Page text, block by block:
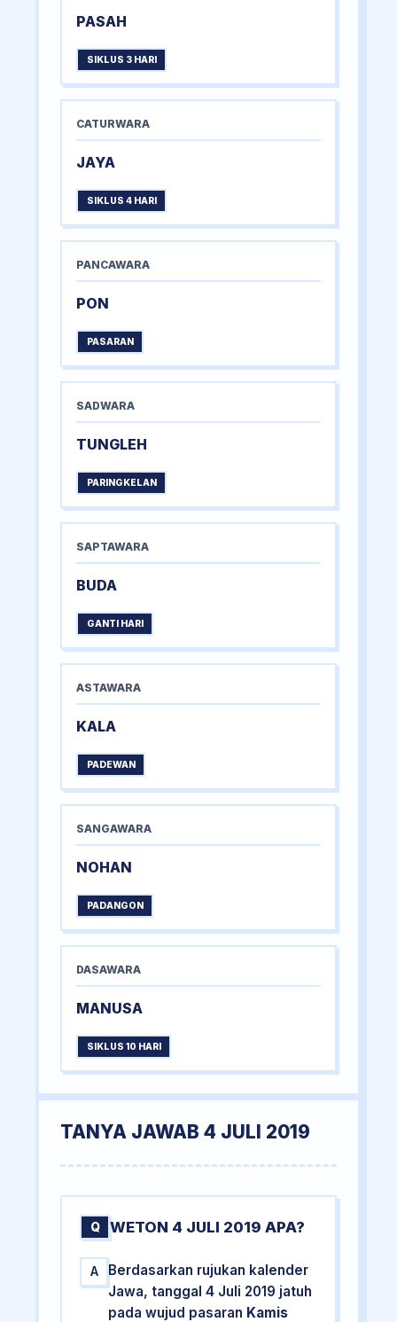
PASAH
SIKLUS 3 HARI
CATURWARA
JAYA
SIKLUS 4 HARI
PANCAWARA
PON
PASARAN
SADWARA
TUNGLEH
PARINGKELAN
SAPTAWARA
BUDA
GANTI HARI
ASTAWARA
KALA
PADEWAN
SANGAWARA
NOHAN
PADANGON
DASAWARA
MANUSA
SIKLUS 10 HARI
TANYA JAWAB 4 JULI 2019
Q WETON 4 JULI 2019 APA?
A
Berdasarkan rujukan kalender
Jawa, tanggal 4 Juli 2019 jatuh
pada wujud pasaran Kamis